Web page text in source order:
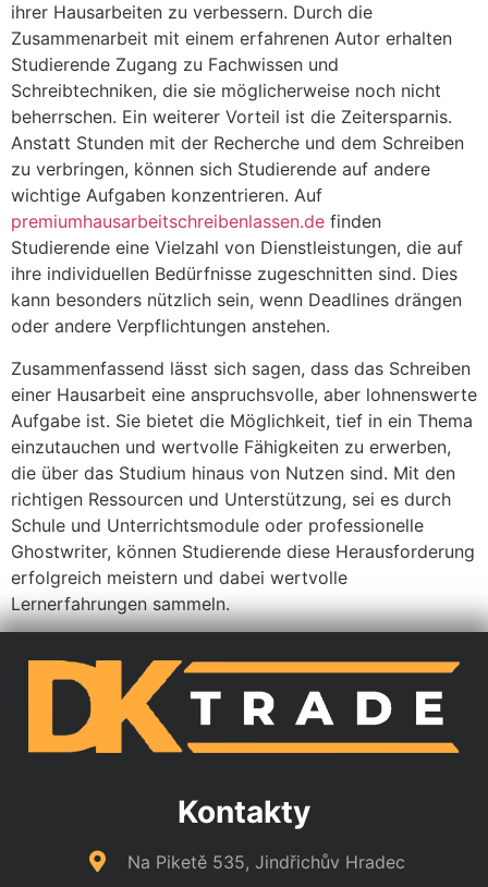
ihrer Hausarbeiten zu verbessern. Durch die
Zusammenarbeit mit einem erfahrenen Autor erhalten
Studierende Zugang zu Fachwissen und
Schreibtechniken, die sie möglicherweise noch nicht
beherrschen. Ein weiterer Vorteil ist die Zeitersparnis.
Anstatt Stunden mit der Recherche und dem Schreiben
zu verbringen, können sich Studierende auf andere
wichtige Aufgaben konzentrieren. Auf
premiumhausarbeitschreibenlassen.de finden
Studierende eine Vielzahl von Dienstleistungen, die auf
ihre individuellen Bedürfnisse zugeschnitten sind. Dies
kann besonders nützlich sein, wenn Deadlines drängen
oder andere Verpflichtungen anstehen.
Zusammenfassend lässt sich sagen, dass das Schreiben
einer Hausarbeit eine anspruchsvolle, aber lohnenswerte
Aufgabe ist. Sie bietet die Möglichkeit, tief in ein Thema
einzutauchen und wertvolle Fähigkeiten zu erwerben,
die über das Studium hinaus von Nutzen sind. Mit den
richtigen Ressourcen und Unterstützung, sei es durch
Schule und Unterrichtsmodule oder professionelle
Ghostwriter, können Studierende diese Herausforderung
erfolgreich meistern und dabei wertvolle
Lernerfahrungen sammeln.
Kontakty
Na Piketě 535, Jindřichův Hradec